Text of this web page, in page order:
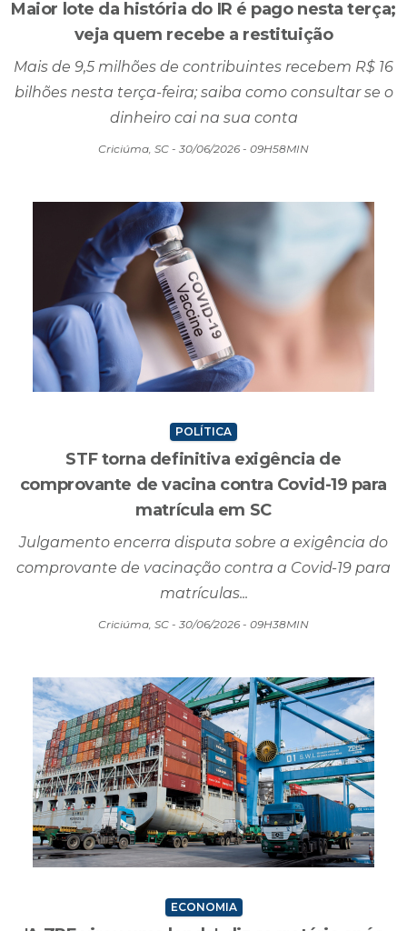
ECONOMIA
Maior lote da história do IR é pago nesta terça;
veja quem recebe a restituição
Mais de 9,5 milhões de contribuintes recebem R$ 16
bilhões nesta terça-feira; saiba como consultar se o
Criciúma, SC - 30/06/2026 - 09H58MIN
POLÍTICA
STF torna definitiva exigência de
comprovante de vacina contra Covid-19 para
matrícula em SC
Julgamento encerra disputa sobre a exigência do
comprovante de vacinação contra a Covid-19 para
Criciúma, SC - 30/06/2026 - 09H38MIN